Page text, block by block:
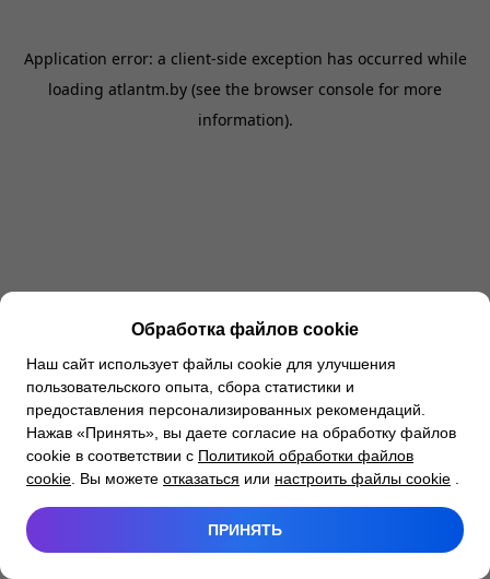
Application error: a client-side exception has occurred while
loading atlantm.by (see the browser console for more
information).
Обработка файлов cookie
Наш сайт использует файлы cookie для улучшения
пользовательского опыта, сбора статистики и
предоставления персонализированных рекомендаций.
Нажав «Принять», вы даете согласие на обработку файлов
cookie в соответствии с Политикой обработки файлов
cookie . Вы можете отказаться или настроить файлы cookie
ПРИНЯТЬ